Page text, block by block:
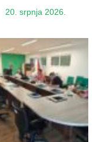
20. srpnja 2026.